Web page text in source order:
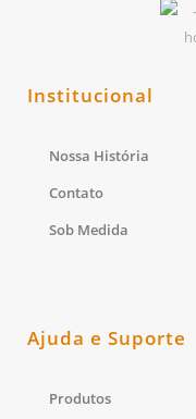
Institucional
Nossa História
Contato
Sob Medida
Ajuda e Suporte
Produtos